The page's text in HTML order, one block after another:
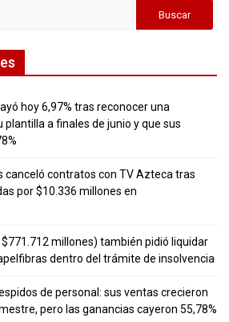
hoy 6,97% tras reconocer una
plantilla a finales de junio y que sus
canceló contratos con TV Azteca tras
por $10.336 millones en
millones) también pidió liquidar
dentro del trámite de insolvencia
de personal: sus ventas crecieron
pero las ganancias cayeron 55,78%